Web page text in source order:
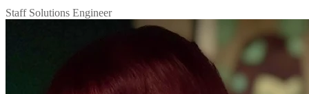
Staff Solutions Engineer